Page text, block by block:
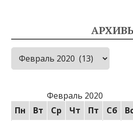
Архивы
Февраль 2020
Пн
Вт Ср Чт Пт Сб